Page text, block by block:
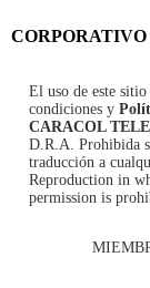
CORPORATIVO
El uso de este
condiciones y
CARACOL
D.R.A. Prohibida
traducción a
Reproduction in
permission is